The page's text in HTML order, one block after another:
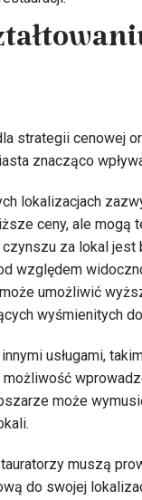
strategii cenowej
znacząco
lokalizacjach
ceny, ale mogą
za lokal
względem
umożliwić
wyśmienitych
usługami,
może
muszą
do swojej